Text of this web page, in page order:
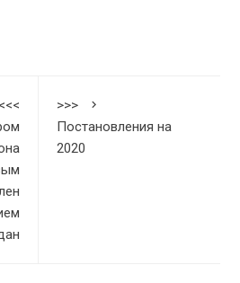
<<<
>>>
Постановления на
2020